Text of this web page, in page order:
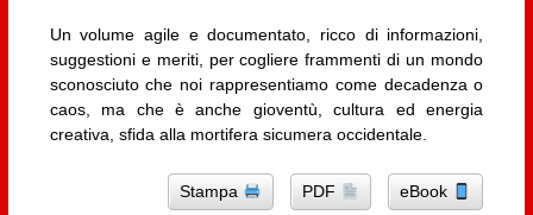
Un volume agile e documentato, ricco di informazioni,
suggestioni e meriti, per cogliere frammenti di un mondo
sconosciuto che noi rappresentiamo come decadenza o
caos, ma che è anche gioventù, cultura ed energia
creativa, sfida alla mortifera sicumera occidentale.
Stampa PDF eBook